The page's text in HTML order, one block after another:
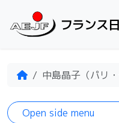
フランス
Home中島晶子（パリ
Open side menu